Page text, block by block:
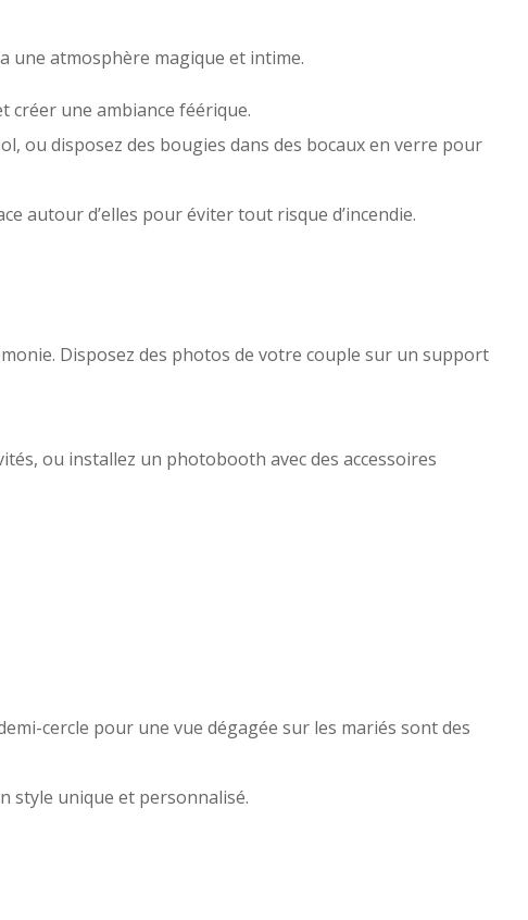
une atmosphère magique et intime.
créer une ambiance féérique.
ou disposez des bougies dans des bocaux en verre pour
autour d’elles pour éviter tout risque d’incendie.
Disposez des photos de votre couple sur un support
ou installez un photobooth avec des accessoires
cercle pour une vue dégagée sur les mariés sont des
style unique et personnalisé.